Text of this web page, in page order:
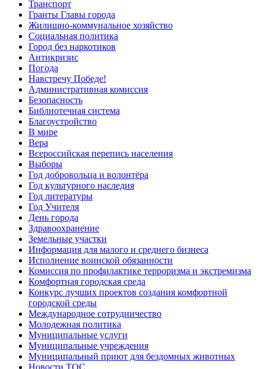
Транспорт
Гранты Главы города
Жилищно-коммунальное хозяйство
Социальная политика
Город без наркотиков
Антикризис
Погода
Навстречу Победе!
Административная комиссия
Безопасность
Библиотечная система
Благоустройство
В мире
Вера
Всероссийская перепись населения
Выборы
Год добровольца и волонтёра
Год культурного наследия
Год литературы
Год Учителя
День города
Здравоохранение
Земельные участки
Информация для малого и среднего бизнеса
Исполнение воинской обязанности
Комиссия по профилактике терроризма и экстремизма
Комфортная городская среда
Конкурс лучших проектов создания комфортной
городской среды
Международное сотрудничество
Молодежная политика
Муниципальные услуги
Муниципальные учреждения
Муниципальный приют для бездомных животных